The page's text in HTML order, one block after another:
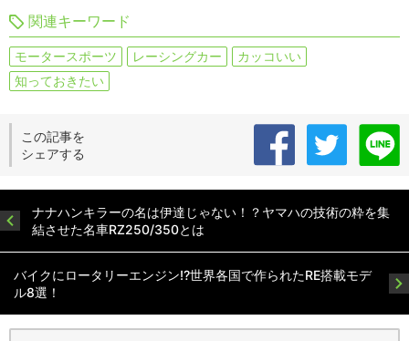
関連キーワード
モータースポーツ レーシングカー
カッコいい
知っておきたい
この記事を
シェアする
ナナハンキラーの名は伊達じゃない！？ヤマハの技術の粋を集
結させた名車RZ250/350とは
バイクにロータリーエンジン!?世界各国で作られたRE搭載モデ
ル8選！